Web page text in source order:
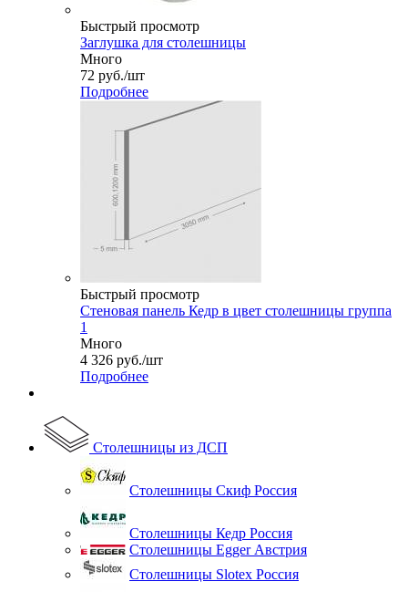
Быстрый просмотр
Заглушка для столешницы
Много
72 руб./шт
Подробнее
Быстрый просмотр
Стеновая панель Кедр в цвет столешницы группа
1
Много
4 326 руб./шт
Подробнее
Столешницы из ДСП
Столешницы Скиф Россия
Столешницы Кедр Россия
Столешницы Egger Австрия
Столешницы Slotex Россия